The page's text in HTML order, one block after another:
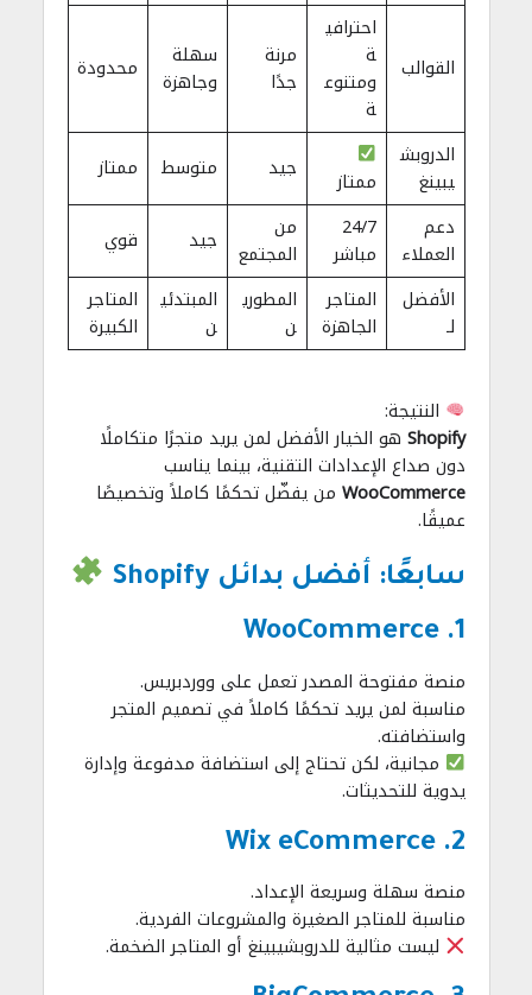
القوالب
احترافي
ة
ومتنوع
ة
مرنة
جدًا
سهلة
وجاهزة
محدودة
الدروبش
يبينغ
ممتاز جيد متوسط
ممتاز
دعم
العملاء
24/7
مباشر
من
المجتمع
جيد
قوي
الأفضل
لـ
المتاجر
الجاهزة
المطوري
ن
المبتدئي
ن
المتاجر
الكبيرة
النتيجة:
Shopify هو الخيار الأفضل لمن يريد متجرًا متكاملًا
دون صداع الإعدادات التقنية، بينما يناسب
WooCommerce من يفضّل تحكمًا كاملاً وتخصيصًا
عميقًا.
سابعًا: أفضل بدائل Shopify
1. WooCommerce
منصة مفتوحة المصدر تعمل على ووردبريس.
مناسبة لمن يريد تحكمًا كاملاً في تصميم المتجر
واستضافته.
مجانية، لكن تحتاج إلى استضافة مدفوعة وإدارة
يدوية للتحديثات.
2. Wix eCommerce
منصة سهلة وسريعة الإعداد.
مناسبة للمتاجر الصغيرة والمشروعات الفردية.
ليست مثالية للدروبشيبينغ أو المتاجر الضخمة.